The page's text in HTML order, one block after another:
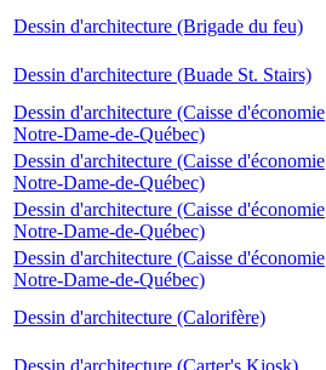
Dessin d'architecture (Brigade du feu)
Dessin d'architecture (Buade St. Stairs)
Dessin d'architecture (Caisse d'économie
Notre-Dame-de-Québec)
Dessin d'architecture (Caisse d'économie
Notre-Dame-de-Québec)
Dessin d'architecture (Caisse d'économie
Notre-Dame-de-Québec)
Dessin d'architecture (Caisse d'économie
Notre-Dame-de-Québec)
Dessin d'architecture (Calorifère)
Dessin d'architecture (Carter's Kiosk)